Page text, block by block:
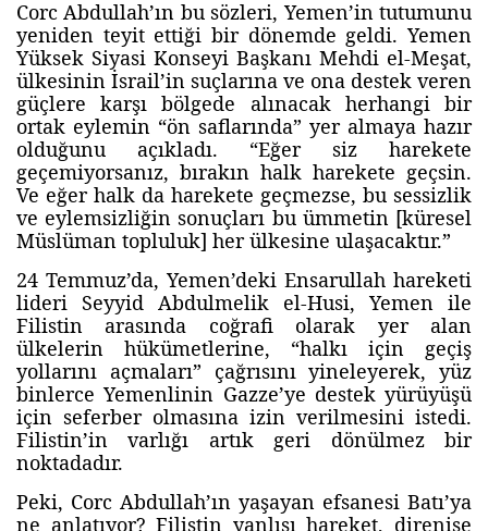
Corc Abdullah’ın bu sözleri, Yemen’in tutumunu
yeniden teyit ettiği bir dönemde geldi. Yemen
Yüksek Siyasi Konseyi Başkanı Mehdi el-Meşat,
ülkesinin İsrail’in suçlarına ve ona destek veren
güçlere karşı bölgede alınacak herhangi bir
ortak eylemin “ön saflarında” yer almaya hazır
olduğunu açıkladı. “Eğer siz harekete
geçemiyorsanız, bırakın halk harekete geçsin.
Ve eğer halk da harekete geçmezse, bu sessizlik
ve eylemsizliğin sonuçları bu ümmetin [küresel
Müslüman topluluk] her ülkesine ulaşacaktır.”
24 Temmuz’da, Yemen’deki Ensarullah hareketi
lideri Seyyid Abdulmelik el-Husi, Yemen ile
Filistin arasında coğrafi olarak yer alan
ülkelerin hükümetlerine, “halkı için geçiş
yollarını açmaları” çağrısını yineleyerek, yüz
binlerce Yemenlinin Gazze’ye destek yürüyüşü
için seferber olmasına izin verilmesini istedi.
Filistin’in varlığı artık geri dönülmez bir
noktadadır.
Peki, Corc Abdullah’ın yaşayan efsanesi Batı’ya
ne anlatıyor? Filistin yanlısı hareket, direnişe